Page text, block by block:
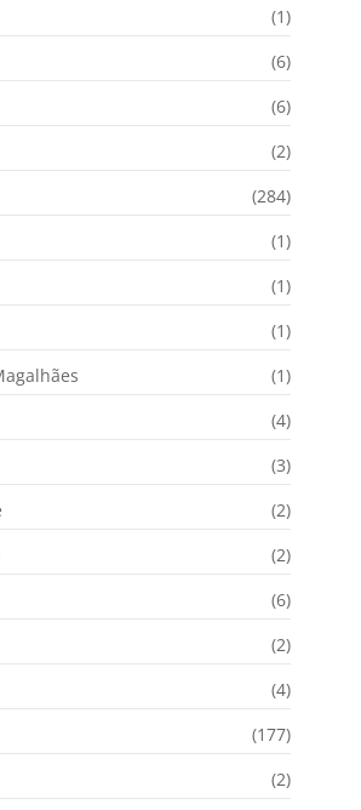
(1)
(6)
(6)
(2)
(284)
(1)
(1)
(1)
(1)
(4)
(3)
(2)
(2)
(6)
(2)
(4)
(177)
(2)